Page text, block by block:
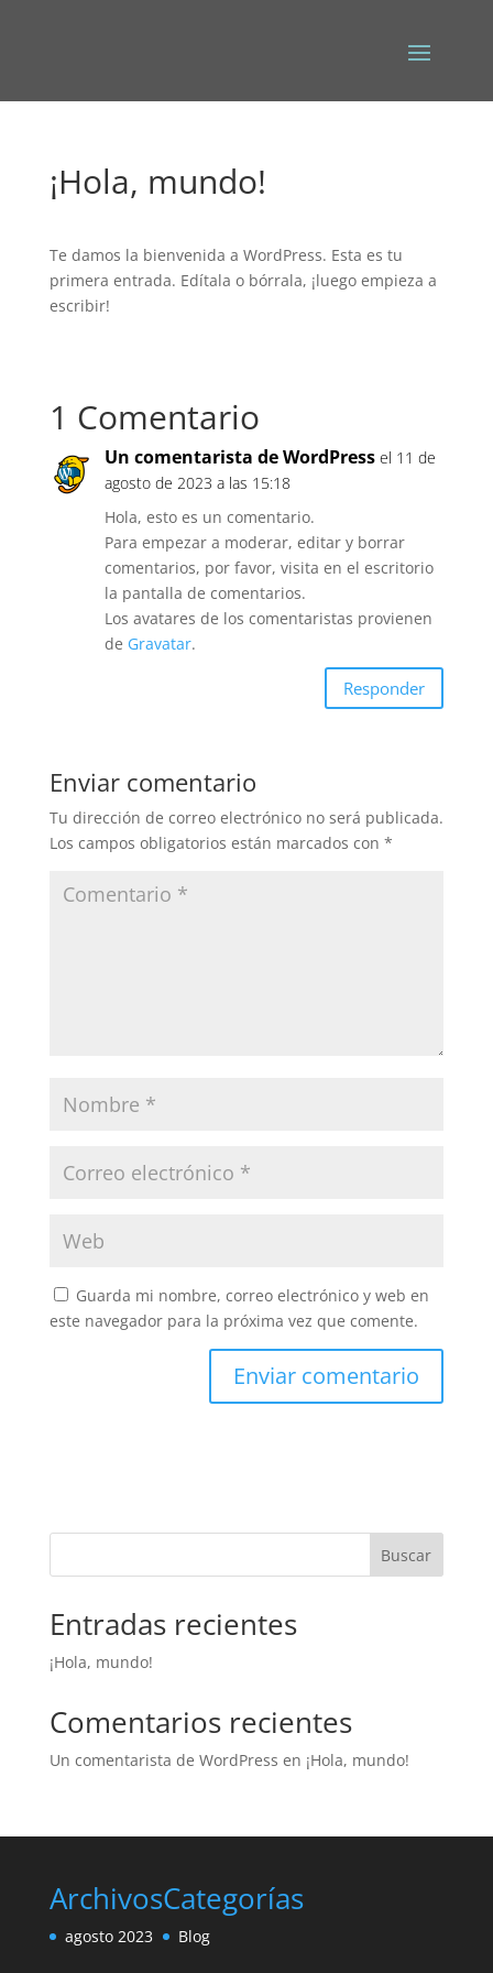
¡Hola, mundo!
Te damos la bienvenida a WordPress. Esta es tu
primera entrada. Edítala o bórrala, ¡luego empieza a
escribir!
1 Comentario
Un comentarista de WordPress el 11 de
agosto de 2023 a las 15:18
Hola, esto es un comentario.
Para empezar a moderar, editar y borrar
comentarios, por favor, visita en el escritorio
la pantalla de comentarios.
Los avatares de los comentaristas provienen
de Gravatar.
Responder
Enviar comentario
Tu dirección de correo electrónico no será publicada.
Los campos obligatorios están marcados con *
Guarda mi nombre, correo electrónico y web en
este navegador para la próxima vez que comente.
Buscar
Entradas recientes
¡Hola, mundo!
Comentarios recientes
Un comentarista de WordPress en ¡Hola, mundo!
Archivos
agosto 2023
Categorías
Blog